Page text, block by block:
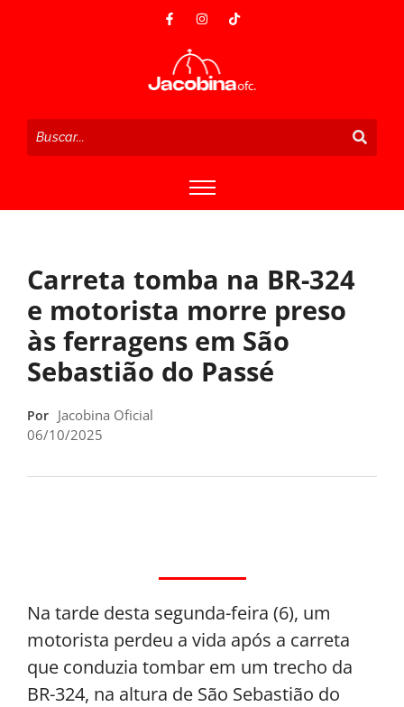
Carreta tomba na BR-324
e motorista morre preso
às ferragens em São
Sebastião do Passé
Por Jacobina Oficial
06/10/2025
Na tarde desta segunda-feira (6), um
motorista perdeu a vida após a carreta
que conduzia tombar em um trecho da
BR-324, na altura de São Sebastião do